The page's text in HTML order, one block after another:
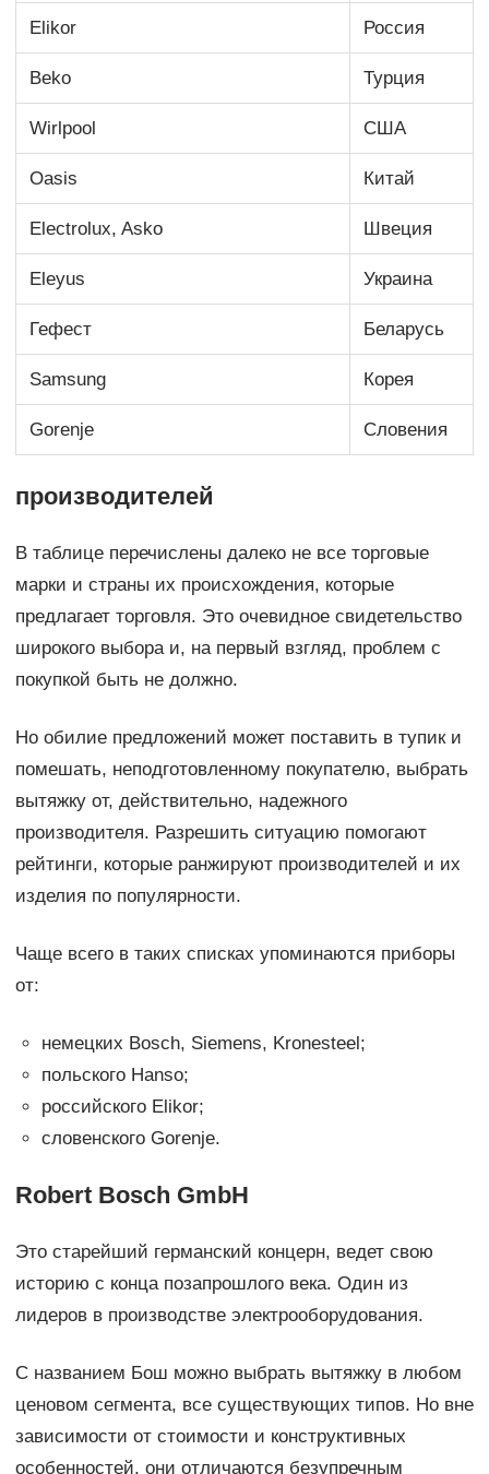
Elikor Россия
Beko Турция
Wirlpool США
Oasis Китай
Electrolux, Asko Швеция
Eleyus Украина
Гефест Беларусь
Samsung Корея
Gorenje Словения
производителей
В таблице перечислены далеко не все торговые
марки и страны их происхождения, которые
предлагает торговля. Это очевидное свидетельство
широкого выбора и, на первый взгляд, проблем с
покупкой быть не должно.
Но обилие предложений может поставить в тупик и
помешать, неподготовленному покупателю, выбрать
вытяжку от, действительно, надежного
производителя. Разрешить ситуацию помогают
рейтинги, которые ранжируют производителей и их
изделия по популярности.
Чаще всего в таких списках упоминаются приборы
от:
немецких Bosch, Siemens, Kronesteel;
польского Hanso;
российского Elikor;
словенского Gorenje.
Robert Bosch GmbH
Это старейший германский концерн, ведет свою
историю с конца позапрошлого века. Один из
лидеров в производстве электрооборудования.
С названием Бош можно выбрать вытяжку в любом
ценовом сегмента, все существующих типов. Но вне
зависимости от стоимости и конструктивных
особенностей, они отличаются безупречным